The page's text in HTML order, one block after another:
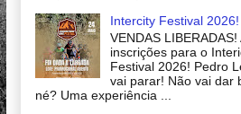
Intercity Festival 2026!
VENDAS
inscrições para o
Festival 2026! Pedro
vai parar! Não vai dar
né? Uma experiência ...